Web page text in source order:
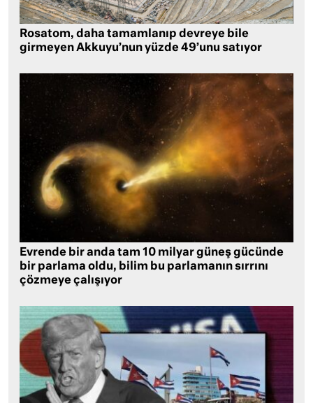
Rosatom, daha tamamlanıp devreye bile
girmeyen Akkuyu’nun yüzde 49’unu satıyor
Evrende bir anda tam 10 milyar güneş gücünde
bir parlama oldu, bilim bu parlamanın sırrını
çözmeye çalışıyor